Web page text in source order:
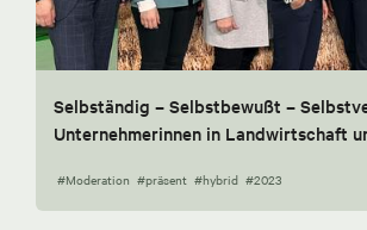
Selbständig – Selbstbewußt –
Unternehmerinnen in Landwirtschaft
#Moderation #präsent #hybrid #2023